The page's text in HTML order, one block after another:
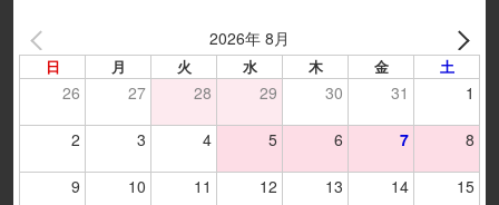
2026年 8月
日 月 火 水 木 金 土
26 27 28 29 30 31 1
2 3 4 5 6 7 8
9 10 11 12 13 14 15